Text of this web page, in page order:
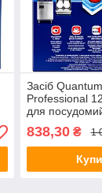
Засіб Quantum
Professional
для
838,30₴ 1